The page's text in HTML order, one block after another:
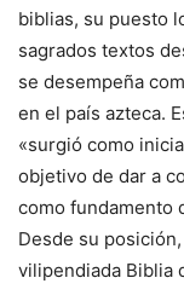
biblias, su puesto
sagrados textos
se desempeña
en el país azteca.
«surgió como
objetivo de dar a
como fundamento
Desde su
vilipendiada Biblia